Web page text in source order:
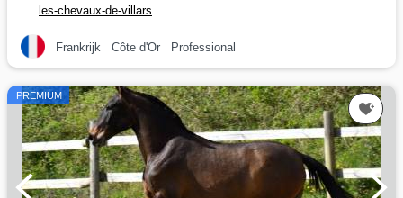
les-chevaux-de-villars
Frankrijk Côte d'Or Professional
PREMIUM